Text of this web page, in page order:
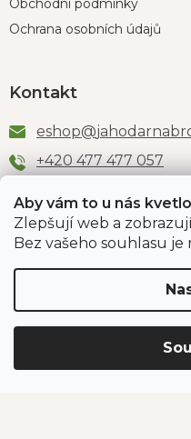
Aby vám to u nás
Zlepšují web a
Bez vašeho souhlasu
Obchodní podmínky
Ochrana osobních údajů
Kontakt
eshop@
+420 477 477 057
Odběr newsletteru
PŘIHLÁSIT SE